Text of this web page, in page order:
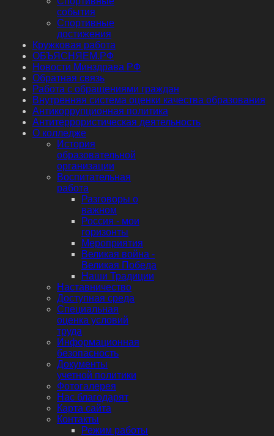
события
Спортивные
достижения
Кружковая работа
ОБЪЯСНЯЕМ.РФ
Новости Минздрава РФ
Обратная связь
Работа с обращениями граждан
Внутренняя система оценки качества образования
Антикоррупционная политика
Антитеррористическая деятельность
О колледже
История
образовательной
организации
Воспитательная
работа
Разговоры о
важном
Россия - мои
горизонты
Мероприятия
Великая война -
Великая Победа
Наши Традиции
Наставничество
Доступная среда
Специальная
оценка условий
труда
Информационная
безопасность
Документы
учетной политики
Фотогалерея
Нас благодарят
Карта сайта
Контакты
Режим работы